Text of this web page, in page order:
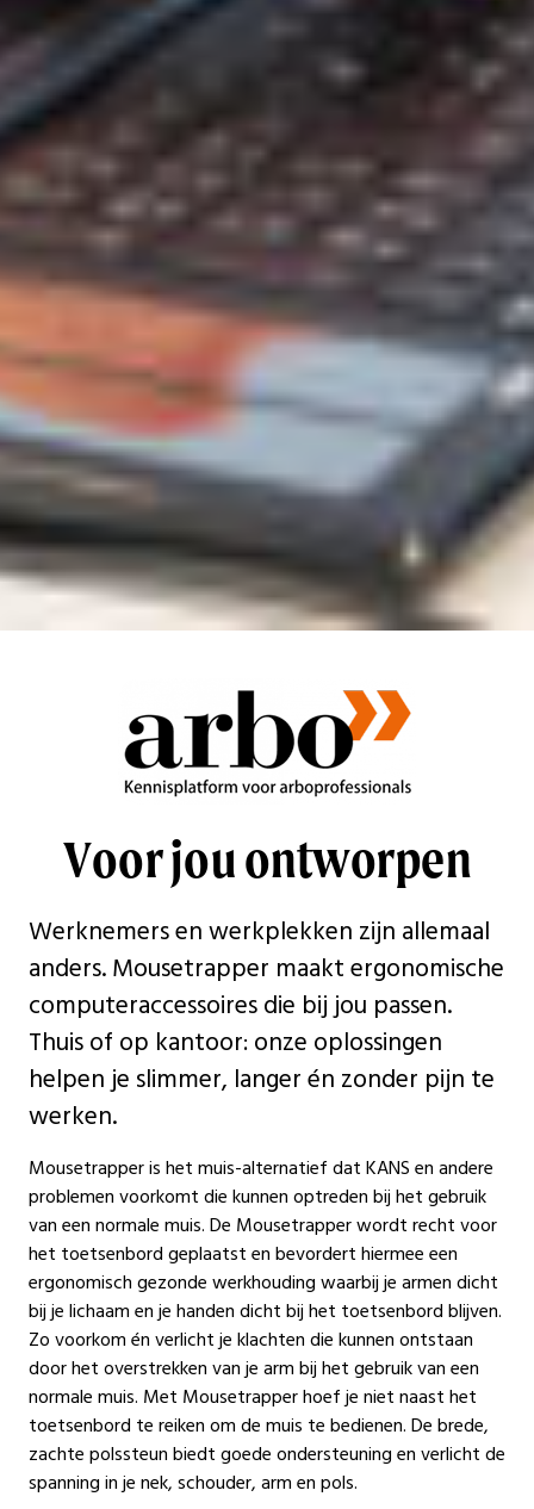
Voor jou ontworpen
Werknemers en werkplekken zijn allemaal
anders. Mousetrapper maakt ergonomische
computeraccessoires die bij jou passen.
Thuis of op kantoor: onze oplossingen
helpen je slimmer, langer én zonder pijn te
werken.
Mousetrapper is het muis-alternatief dat KANS en andere
problemen voorkomt die kunnen optreden bij het gebruik
van een normale muis. De Mousetrapper wordt recht voor
het toetsenbord geplaatst en bevordert hiermee een
ergonomisch gezonde werkhouding waarbij je armen dicht
bij je lichaam en je handen dicht bij het toetsenbord blijven.
Zo voorkom én verlicht je klachten die kunnen ontstaan
door het overstrekken van je arm bij het gebruik van een
normale muis. Met Mousetrapper hoef je niet naast het
toetsenbord te reiken om de muis te bedienen. De brede,
zachte polssteun biedt goede ondersteuning en verlicht de
spanning in je nek, schouder, arm en pols.